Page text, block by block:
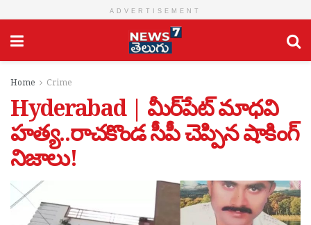
ADVERTISEMENT
Home Crime
Hyderabad | మీర్‌పేట్ మాధవి
హత్య..రాచకొండ సీపీ చెప్పిన షాకింగ్
నిజాలు!